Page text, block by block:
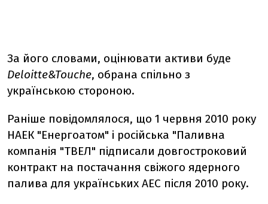
За його словами, оцiнювати активи буде
Deloitte&Touche, обрана спiльно з
українською стороною.
Раніше повідомлялося, що 1 червня 2010 року
НАЕК "Енергоатом" і російська "Паливна
компанія "ТВЕЛ" підписали довгостроковий
контракт на постачання свіжого ядерного
палива для українських АЕС після 2010 року.